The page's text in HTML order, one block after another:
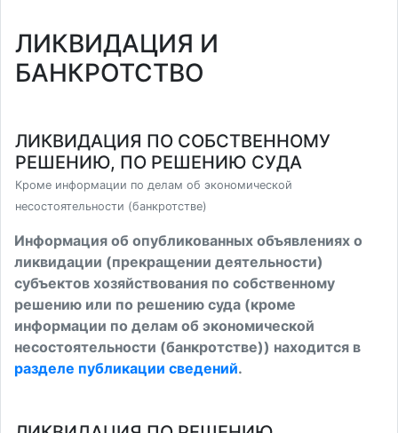
ЛИКВИДАЦИЯ И
БАНКРОТСТВО
ЛИКВИДАЦИЯ ПО СОБСТВЕННОМУ
РЕШЕНИЮ, ПО РЕШЕНИЮ СУДА
Кроме информации по делам об экономической
несостоятельности (банкротстве)
Информация об опубликованных объявлениях о
ликвидации (прекращении деятельности)
субъектов хозяйствования по собственному
решению или по решению суда (кроме
информации по делам об экономической
несостоятельности (банкротстве)) находится в
разделе публикации сведений.